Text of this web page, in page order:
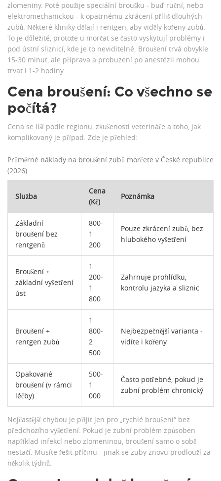
zlomeniny. Poté použije speciální broušku - buď ruční, nebo
elektromechanickou - k opatrnému zkrácení příliš dlouhých
zubů. Některé kliniky dělají i rentgen, aby viděly kořeny zubů.
To je důležité, protože u morčat se často vyskytují problémy i
pod ústní sliznicí, kde je to neviditelné. Broušení trvá obvykle
15-30 minut, ale příprava a probuzení po anestézii mohou
trvat i 1-2 hodiny.
Cena broušení: Co všechno se
počítá?
Cena se liší podle regionu, zkušenosti veterináře a toho, jak
komplikovaný je případ. Zde je přehled:
Průměrné náklady na broušení zubů morčete v České republice
(2026)
Služba
Cena
(Kč)
Poznámka
Základní
broušení bez
rentgenů
800-
1
200
Pouze zkrácení zubů, bez
hlubokého vyšetření
Broušení +
základní vyšetření
úst
1
200-
1
800
Zahrnuje prohlídku,
kontrolu jazyka a sliznic
Broušení +
rentgen zubů
1
800-
2
500
Nejbezpečnější varianta -
vidíte i kořeny
Opakované
broušení (v rámci
léčby)
500-
1
000
Často potřebné, pokud je
zubní problém chronický
Nejčastější chybou je přijít jen pro „rychlé broušení“ bez
předchozího vyšetření. Pokud je zubní problém způsoben
například infekcí nebo zlomeninou, broušení samo o sobě
nestačí. Musíte řešit příčinu - jinak se zuby znovu prodlouží za
několik týdnů.